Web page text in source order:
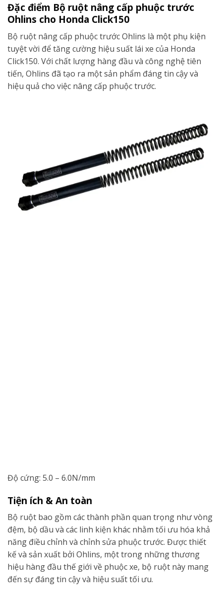
Đặc điểm Bộ ruột nâng cấp phuộc trước
Ohlins cho Honda Click150
Bộ ruột nâng cấp phuộc trước Ohlins là một phụ kiện
tuyệt vời để tăng cường hiệu suất lái xe của Honda
Click150. Với chất lượng hàng đầu và công nghệ tiên
tiến, Ohlins đã tạo ra một sản phẩm đáng tin cậy và
hiệu quả cho việc nâng cấp phuộc trước.
Độ cứng: 5.0 – 6.0N/mm
Tiện ích & An toàn
Bộ ruột bao gồm các thành phần quan trọng như vòng
đệm, bộ dầu và các linh kiện khác nhằm tối ưu hóa khả
năng điều chỉnh và chỉnh sửa phuộc trước. Được thiết
kế và sản xuất bởi Ohlins, một trong những thương
hiệu hàng đầu thế giới về phuộc xe, bộ ruột này mang
đến sự đáng tin cậy và hiệu suất tối ưu.